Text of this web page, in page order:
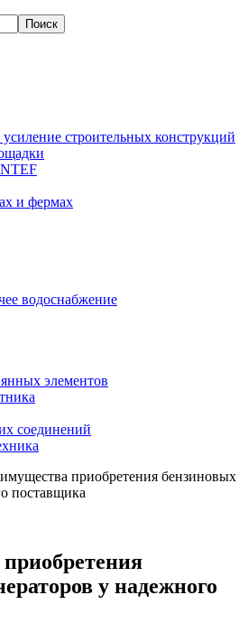
строительных конструкций
и фермах
водоснабжение
элементов
соединений
приобретения бензиновых
поставщика
у надежного